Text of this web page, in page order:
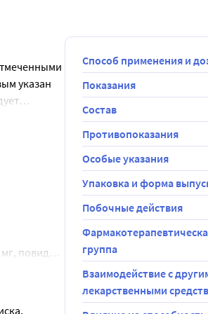
указан
из
повидон
Способ применения и
Показания
Состав
Противопоказания
Особые указания
Упаковка и форма
Побочные действия
группа
Взаимодействие с
лекарственными